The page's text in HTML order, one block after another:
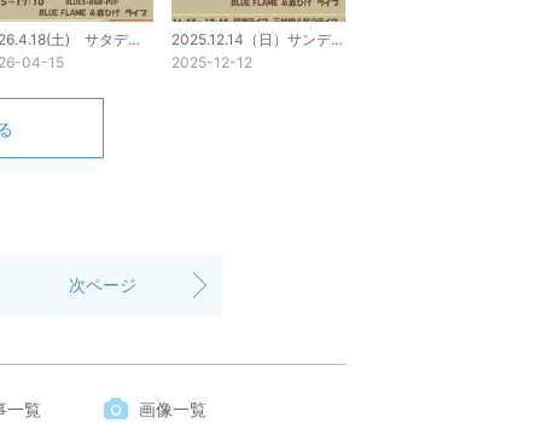
2026.4.18(土) サタデーライブ
04-15
2025.12.14（日）サンデーライブ プログラム
2025-12-12
次ページ
一覧 画像一覧